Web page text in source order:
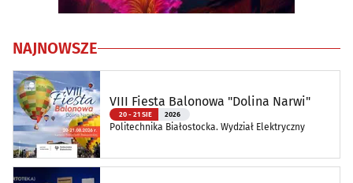
NAJNOWSZE
VIII Fiesta Balonowa "Dolina Narwi"
20 - 21 SIE 2026
Politechnika Białostocka. Wydział Elektryczny